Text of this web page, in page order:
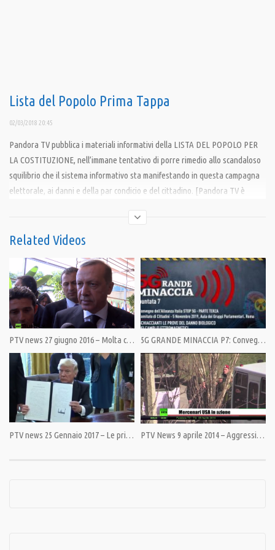
Lista del Popolo Prima Tappa
02/03/2018 20:45
Pandora TV pubblica i materiali informativi della LISTA DEL POPOLO PER
LA COSTITUZIONE, nell’immane tentativo di porre rimedio allo scandaloso
squilibrio che il sistema informativo sta manifestando in questa campagna
elettorale, ai danni e della par condicio e del cittadino. [Pandora TV è
Category:PrimoPiano,Speciali
Tags: CERCAILCAVALLO,Elezioni2018,LISTADELPOPOLO,PandoraTV
Related Videos
PTV news 27 giugno 2016 – Molta cenere sul capo di Erdogan 5G GRANDE MINACCIA P7: Convegno dell’Alleanza Italia STOP 5G – Comitato di Cittadini – parte 3
PTV news 25 Gennaio 2017 – Le prime mosse di Trump. Al centro gli Usa PTV News 9 aprile 2014 – Aggressione in parlamento